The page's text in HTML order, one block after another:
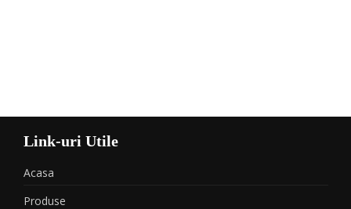
Link-uri Utile
Acasa
Produse